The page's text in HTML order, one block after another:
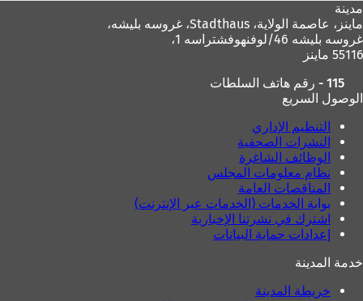
مدينة
ماينز، عاصمة الولاية،
غروسه بليشه 46/لوفنهوفشتراسه 1،
55116 ماينز
115 - رقم هاتف السلطات
الوصول السريع
التنظيم الإداري
النشرات الصحفية
الوظائف الشاغرة
نظام معلومات المجلس
المناقصات العامة
بوابة الخدمات (الخدمات عبر الإنترنت)
اشترك في نشرتنا الإخبارية
إعدادات حماية البيانات
خدمة المدينة
خريطة المدينة